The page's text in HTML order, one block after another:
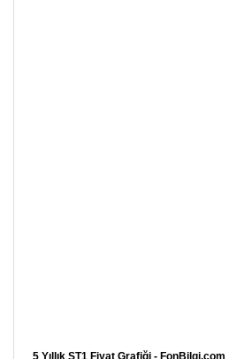
5 Yıllık ST1 Fiyat Grafiği - FonBilgi.com